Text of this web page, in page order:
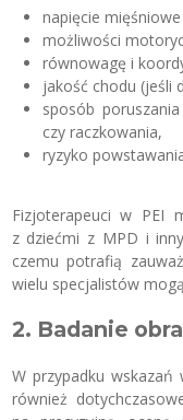
napięcie
możliwości
równowagę i
jakość chodu (jeśli
sposób
czy raczkowania,
ryzyko
Fizjoterapeuci w PEI
z dziećmi z MPD i
czemu potrafią
wielu specjalistów
2. Badanie
W przypadku wskazań
również